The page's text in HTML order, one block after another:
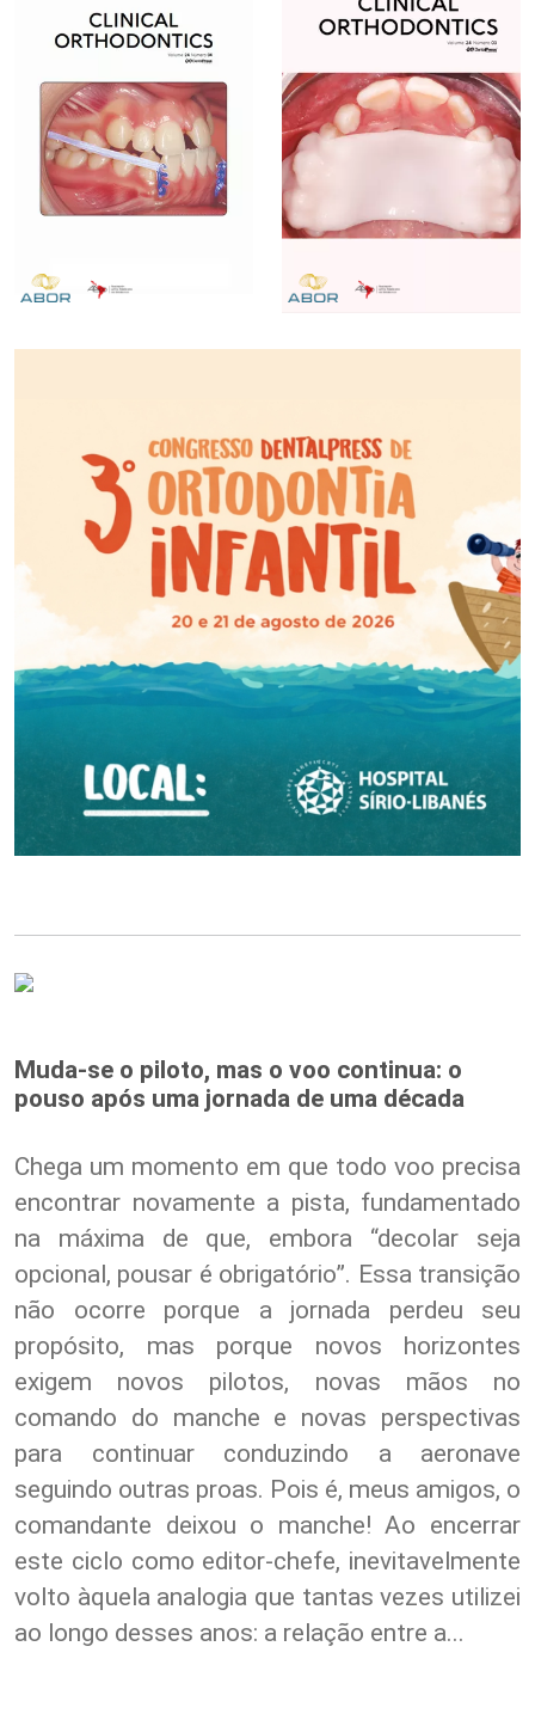
Muda-se o piloto, mas o voo continua: o
pouso após uma jornada de uma década
Chega um momento em que todo voo precisa
encontrar novamente a pista, fundamentado
na máxima de que, embora “decolar seja
opcional, pousar é obrigatório”. Essa transição
não ocorre porque a jornada perdeu seu
propósito, mas porque novos horizontes
exigem novos pilotos, novas mãos no
comando do manche e novas perspectivas
para continuar conduzindo a aeronave
seguindo outras proas. Pois é, meus amigos, o
comandante deixou o manche! Ao encerrar
este ciclo como editor-chefe, inevitavelmente
volto àquela analogia que tantas vezes utilizei
ao longo desses anos: a relação entre a...